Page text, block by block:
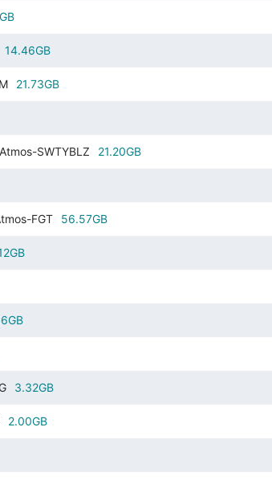
14.46GB
21.73GB
SWTYBLZ 21.20GB
FGT 56.57GB
3.32GB
2.00GB